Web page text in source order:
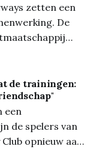
zetten een
De
27 de
prijken op het
ploeg. De
het
de trainingen:
een
de spelers van
opnieuw aan
nieuwe